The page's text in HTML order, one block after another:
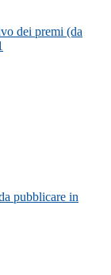
dei premi (da
pubblicare in